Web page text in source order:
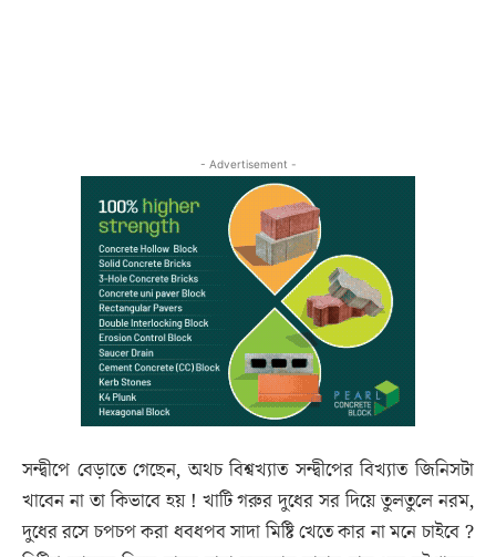
- Advertisement -
সন্দ্বীপে বেড়াতে গেছেন, অথচ বিশ্বখ্যাত সন্দ্বীপের বিখ্যাত জিনিসটা
খাবেন না তা কিভাবে হয় ! খাটি গরুর দুধের সর দিয়ে তুলতুলে নরম,
দুধের রসে চপচপ করা ধবধপব সাদা মিষ্টি খেতে কার না মনে চাইবে ?